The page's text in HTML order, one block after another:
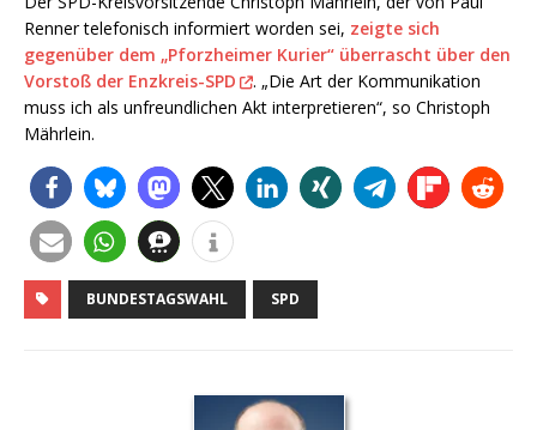
Renner telefonisch informiert worden sei, zeigte sich
gegenüber dem „Pforzheimer Kurier“ überrascht über den
Vorstoß der Enzkreis-SPD
. „Die Art der Kommunikation
muss ich als unfreundlichen Akt interpretieren“, so Christoph
Mährlein.
BUNDESTAGSWAHL SPD